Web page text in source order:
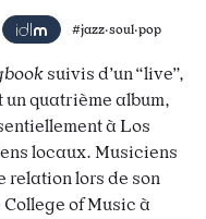
#jazz·soul·pop
suivis d’un “live”,
quatrième album,
à Los
locaux. Musiciens
relation lors de son
of Music à